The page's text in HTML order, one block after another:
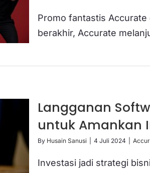
Promo fantastis
berakhir, Accurate
Langganan
untuk Amankan
By Husain Sanusi 4 Juli 2024
Investasi jadi strategi